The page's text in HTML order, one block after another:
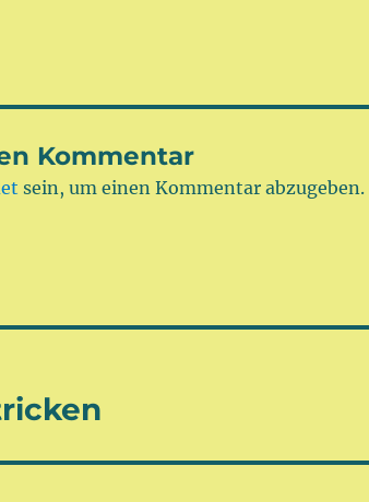
Kommentar
sein, um einen Kommentar abzugeben.